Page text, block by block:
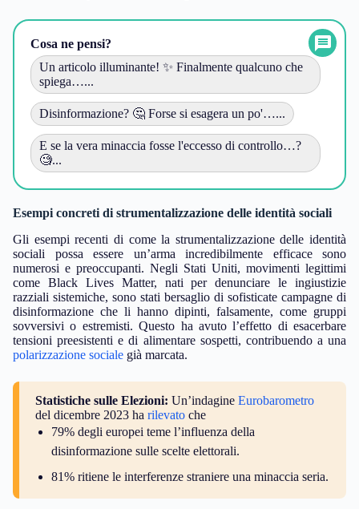
Cosa ne pensi?
Un articolo illuminante! ✨ Finalmente qualcuno che
spiega…...
Disinformazione? 🤔 Forse si esagera un po'…...
E se la vera minaccia fosse l'eccesso di controllo…?
🧐...
Esempi concreti di strumentalizzazione delle identità sociali
Gli esempi recenti di come la strumentalizzazione delle identità
sociali possa essere un’arma incredibilmente efficace sono
numerosi e preoccupanti. Negli Stati Uniti, movimenti legittimi
come Black Lives Matter, nati per denunciare le ingiustizie
razziali sistemiche, sono stati bersaglio di sofisticate campagne di
disinformazione che li hanno dipinti, falsamente, come gruppi
sovversivi o estremisti. Questo ha avuto l’effetto di esacerbare
tensioni preesistenti e di alimentare sospetti, contribuendo a una
polarizzazione sociale già marcata.
Statistiche sulle Elezioni: Un’indagine Eurobarometro
del dicembre 2023 ha rilevato che
79% degli europei teme l’influenza della
disinformazione sulle scelte elettorali.
81% ritiene le interferenze straniere una minaccia seria.